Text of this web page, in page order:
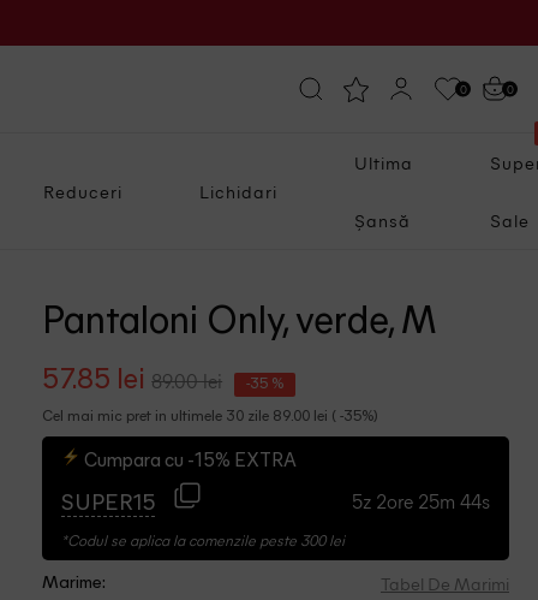
0 0
Reduceri Lichidari
Ultima
Șansă Sale
Pantaloni Only, verde, M
57.85 lei 89.00 lei -35 %
Cel mai mic pret in ultimele 30 zile 89.00 lei ( -35%)
Cumpara cu -15% EXTRA
SUPER15 5z 2ore 25m 43s
*Codul se aplica la comenzile peste 300 lei
Marime: Tabel De Marimi